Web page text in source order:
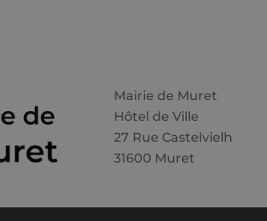
Mairie de Muret
Hôtel de Ville
27 Rue Castelvielh
31600 Muret